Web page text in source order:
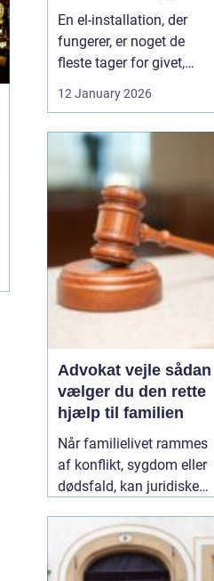
En el-installation, der
fungerer, er noget de
fleste tager for givet,
eller en stikkontakt bliver
problemer, kan det
hurtigt blive både utrygt
og dyrt, hvis der ikke
reageres rigtigt. Derfor
giver ...
12 January 2026
Advokat vejle sådan
vælger du den rette
hjælp til familien
Når familielivet rammes
af konflikt, sygdom eller
dødsfald, kan juridiske
sig store. Mange oplever,
at de både skal håndtere
følelser og praktiske